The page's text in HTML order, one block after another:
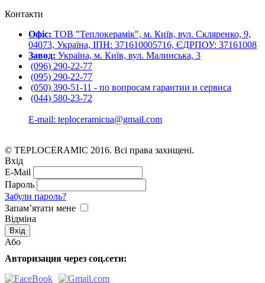
Контакти
Офіс: ТОВ "Теплокерамік", м. Київ, вул. Скляренко, 9,
04073, Україна, ІПН: 371610005716, ЄДРПОУ: 37161008
Завод: Україна, м. Київ, вул. Малинська, 3
(096) 290-22-77
(095) 290-22-77
(050) 390-51-11 - по вопросам гарантии и cервиса
(044) 580-23-72
E-mail: teploceramicua@gmail.com
© TEPLOCERAMIC 2016. Всі права захищені.
Вхід
E-Mail
Пароль
Забули пароль?
Запам’ятати мене
Відміна
Або
Авторизация через соц.сети: